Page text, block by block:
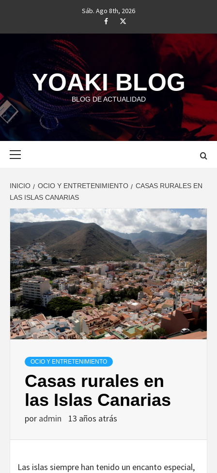
Sáb. Ago 8th, 2026
#
#
YOAKI BLOG
BLOG DE ACTUALIDAD
INICIO OCIO Y ENTRETENIMIENTO
CASAS RURALES EN
LAS ISLAS CANARIAS
OCIO Y ENTRETENIMIENTO
Casas rurales en
las Islas Canarias
por admin 13 años atrás
Las islas siempre han tenido un encanto especial,